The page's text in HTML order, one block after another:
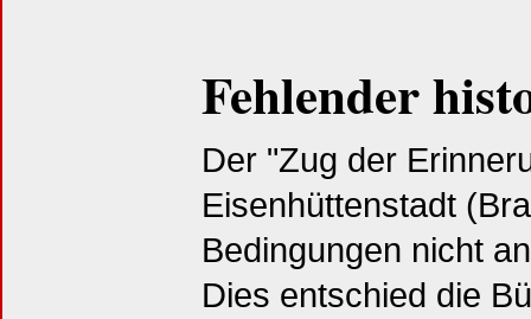
Fehlender
Der "Zug der
Eisenhüttenstadt
Bedingungen nicht
Dies entschied die